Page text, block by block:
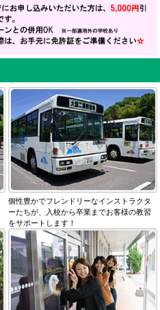
個性豊かでフレンドリーなインストラクタ
ーたちが、入校から卒業までお客様の教習
をサポートします！